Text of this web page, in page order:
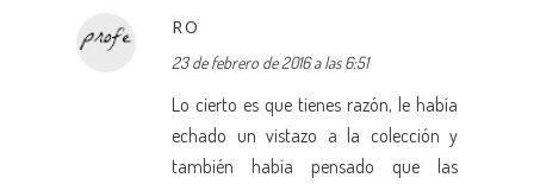
RO
23 de febrero de 2016 a las 6:51
Lo cierto es que tienes razón, le había
echado un vistazo a la colección y
también había pensado que las